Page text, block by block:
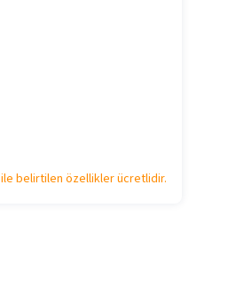
ile belirtilen özellikler ücretlidir.